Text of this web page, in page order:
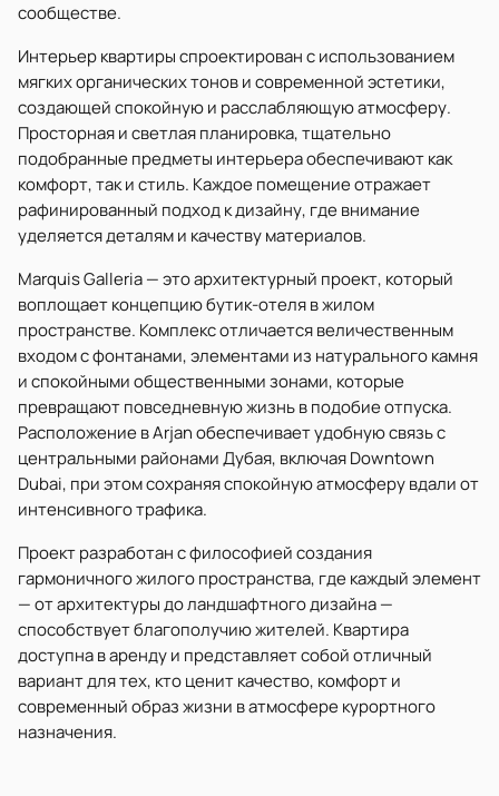
сообществе.
Интерьер квартиры спроектирован с использованием
мягких органических тонов и современной эстетики,
создающей спокойную и расслабляющую атмосферу.
Просторная и светлая планировка, тщательно
подобранные предметы интерьера обеспечивают как
комфорт, так и стиль. Каждое помещение отражает
рафинированный подход к дизайну, где внимание
уделяется деталям и качеству материалов.
Marquis Galleria — это архитектурный проект, который
воплощает концепцию бутик-отеля в жилом
пространстве. Комплекс отличается величественным
входом с фонтанами, элементами из натурального камня
и спокойными общественными зонами, которые
превращают повседневную жизнь в подобие отпуска.
Расположение в Arjan обеспечивает удобную связь с
центральными районами Дубая, включая Downtown
Dubai, при этом сохраняя спокойную атмосферу вдали от
интенсивного трафика.
Проект разработан с философией создания
гармоничного жилого пространства, где каждый элемент
— от архитектуры до ландшафтного дизайна —
способствует благополучию жителей. Квартира
доступна в аренду и представляет собой отличный
вариант для тех, кто ценит качество, комфорт и
современный образ жизни в атмосфере курортного
назначения.